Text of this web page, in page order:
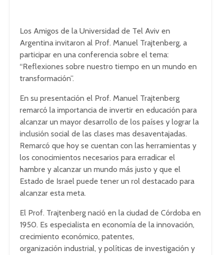
Los Amigos de la Universidad de Tel Aviv en
Argentina invitaron al Prof. Manuel Trajtenberg, a
participar en una conferencia sobre el tema:
“Reflexiones sobre nuestro tiempo en un mundo en
transformación”.
En su presentación el Prof. Manuel Trajtenberg
remarcó la importancia de invertir en educación para
alcanzar un mayor desarrollo de los países y lograr la
inclusión social de las clases mas desaventajadas.
Remarcó que hoy se cuentan con las herramientas y
los conocimientos necesarios para erradicar el
hambre y alcanzar un mundo más justo y que el
Estado de Israel puede tener un rol destacado para
alcanzar esta meta.
El Prof. Trajtenberg nació en la ciudad de Córdoba en
1950. Es especialista en economía de la innovación,
crecimiento económico, patentes,
organización industrial, y políticas de investigación y